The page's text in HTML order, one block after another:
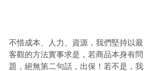
不惜成本、人力、資源，我們堅持以最
客觀的方法實事求是，若商品本身有問
題，絕無第二句話，出保！若不是，我